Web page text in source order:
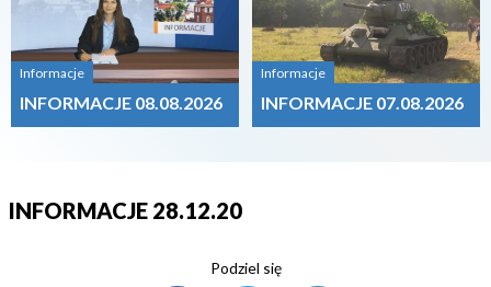
Informacje
INFORMACJE 08.08.2026
Informacje
INFORMACJE 07.08.2026
INFORMACJE 28.12.20
Podziel się